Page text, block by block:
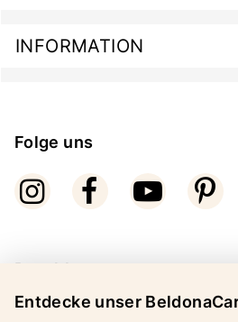
INFORMATION
Folge uns
Bezahlarten
Entdecke unser